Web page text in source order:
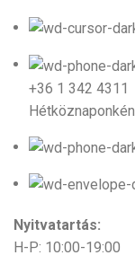
+36 1 342 4311
Nyitvatartás:
H-P: 10:00-19:00